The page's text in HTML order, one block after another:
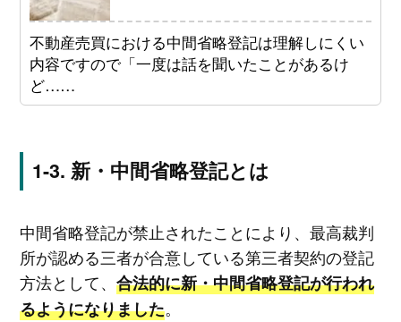
不動産売買における中間省略登記は理解しにくい
内容ですので「一度は話を聞いたことがあるけ
ど……
新・中間省略登記とは
中間省略登記が禁止されたことにより、最高裁判
所が認める三者が合意している第三者契約の登記
方法として、 合法的に新・中間省略登記が行われ
るようになりました。